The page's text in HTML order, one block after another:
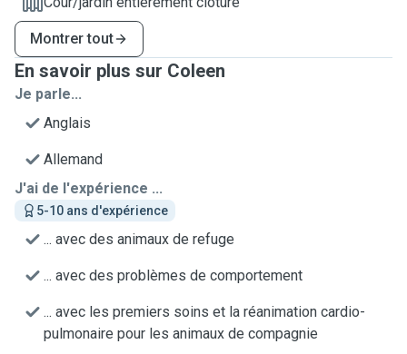
Montrer tout
En savoir plus sur Coleen
Je parle...
Anglais
Allemand
J'ai de l'expérience ...
5-10 ans d'expérience
... avec des animaux de refuge
... avec des problèmes de comportement
... avec les premiers soins et la réanimation cardio-
pulmonaire pour les animaux de compagnie